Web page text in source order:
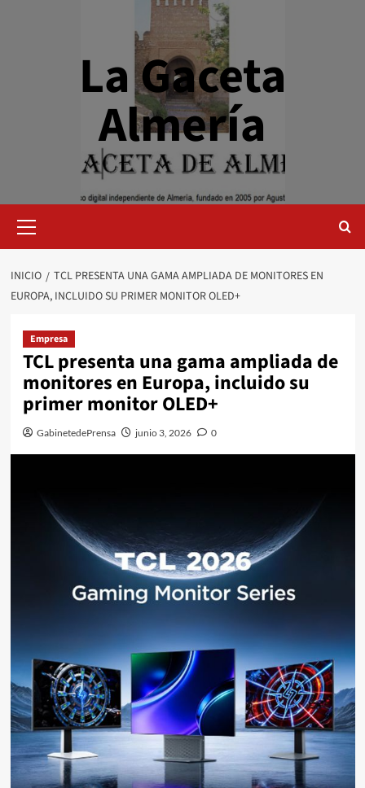
La Gaceta
Almería
primario
INICIO
TCL PRESENTA UNA GAMA AMPLIADA DE MONITORES EN
EUROPA, INCLUIDO SU PRIMER MONITOR OLED+
Empresa
TCL presenta una gama ampliada de
monitores en Europa, incluido su
primer monitor OLED+
GabinetedePrensa junio 3, 2026 0